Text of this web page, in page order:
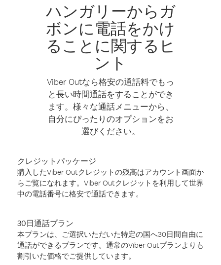
ハンガリーからガ
ボンに電話をかけ
ることに関するヒ
ント
Viber Outなら格安の通話料でもっ
と長い時間通話をすることができ
ます。様々な通話メニューから、
自分にぴったりのオプションをお
選びください。
クレジットパッケージ
購入したViber Outクレジットの残高はアカウント画面か
らご覧になれます。Viber Outクレジットを利用して世界
中の電話番号に格安で通話できます。
30日通話プラン
本プランは、ご選択いただいた特定の国へ30日間自由に
通話ができるプランです。通常のViber Outプランよりも
割引いた価格でご提供しています。